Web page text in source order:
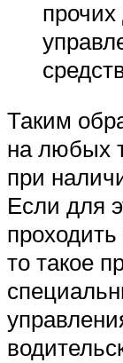
Таким
на любых
при
Если для
то такое